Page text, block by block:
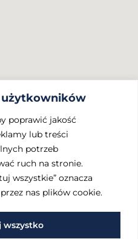
poprawić jakość
lub treści
potrzeb
ruch na stronie.
wszystkie” oznacza
nas plików cookie.
wszystko